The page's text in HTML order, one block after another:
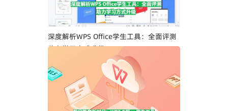
深度解析WPS Office学生工具：全面评测
助力学习方式升级